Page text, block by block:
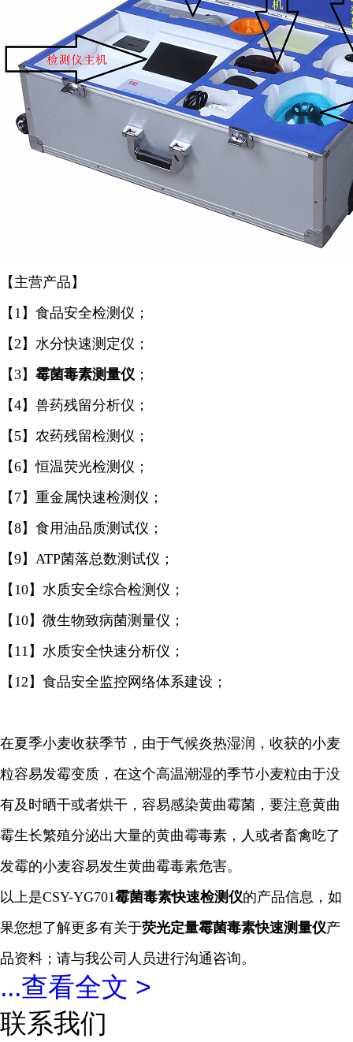
【主营产品】
【1】食品安全检测仪；
【2】水分快速测定仪；
【3】 霉菌毒素测量仪 ；
【4】兽药残留分析仪；
【5】农药残留检测仪；
【6】恒温荧光检测仪；
【7】重金属快速检测仪；
【8】食用油品质测试仪；
【9】ATP菌落总数测试仪；
【10】水质安全综合检测仪；
【10】微生物致病菌测量仪；
【11】水质安全快速分析仪；
【12】食品安全监控网络体系建设；
在夏季小麦收获季节，由于气候炎热湿润，收获的小麦
粒容易发霉变质，在这个高温潮湿的季节小麦粒由于没
有及时晒干或者烘干，容易感染黄曲霉菌，要注意黄曲
霉生长繁殖分泌出大量的黄曲霉毒素，人或者畜禽吃了
发霉的小麦容易发生黄曲霉毒素危害。
以上是CSY-YG701霉菌毒素快速检测仪的产品信息，如
果您想了解更多有关于荧光定量霉菌毒素快速测量仪产
品资料；请与我公司人员进行沟通咨询。
...查看全文 >
联系我们